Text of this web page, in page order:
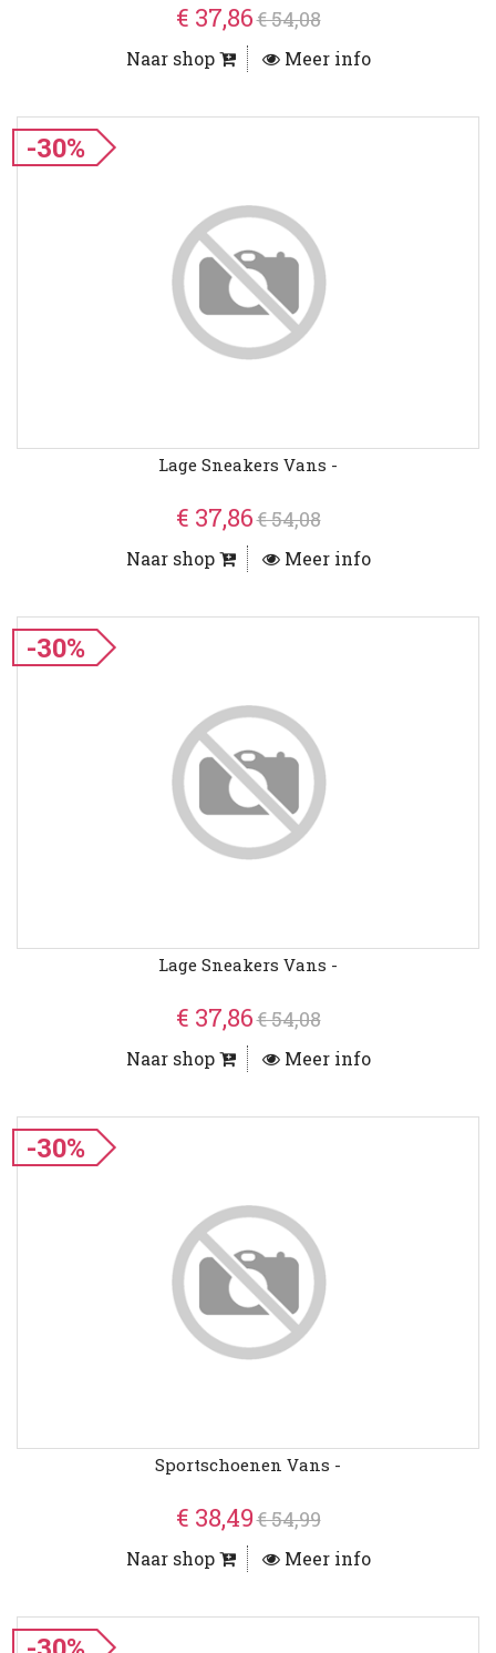
€ 37,86€ 54,08
Naar shop Meer info
-30%
Lage Sneakers Vans -
€ 37,86€ 54,08
Naar shop Meer info
-30%
Lage Sneakers Vans -
€ 37,86€ 54,08
Naar shop Meer info
-30%
Sportschoenen Vans -
€ 38,49€ 54,99
Naar shop Meer info